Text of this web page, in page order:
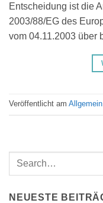
Entscheidung ist die
2003/88/EG des
vom 04.11.2003 über
Veröffentlicht am Allgemein
NEUESTE